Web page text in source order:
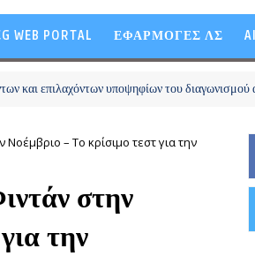
WEB PORTAL ΕΦΑΡΜΟΓΕΣ ΛΣ
υποψηφίων του διαγωνισμού
– Το κρίσιμο τεστ για την
στην
την